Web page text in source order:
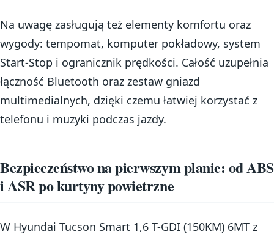
Na uwagę zasługują też elementy komfortu oraz
wygody: tempomat, komputer pokładowy, system
Start-Stop i ogranicznik prędkości. Całość uzupełnia
łączność Bluetooth oraz zestaw gniazd
multimedialnych, dzięki czemu łatwiej korzystać z
telefonu i muzyki podczas jazdy.
Bezpieczeństwo na pierwszym planie: od ABS
i ASR po kurtyny powietrzne
W Hyundai Tucson Smart 1,6 T-GDI (150KM) 6MT z